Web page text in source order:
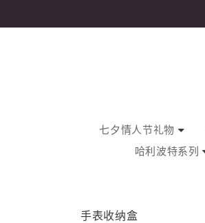
七夕情人节礼物
哈利波特系列
手表收纳盒